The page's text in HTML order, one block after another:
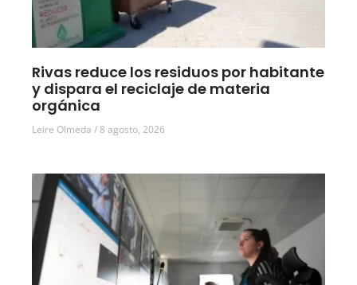
Rivas reduce los residuos por habitante
y dispara el reciclaje de materia
orgánica
Leire Olmeda 8 agosto, 2026